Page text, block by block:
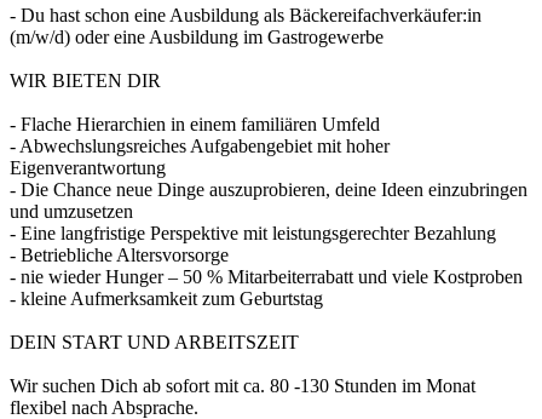
- Du hast schon eine Ausbildung als Bäckereifachverkäufer:in
(m/w/d) oder eine Ausbildung im Gastrogewerbe
WIR BIETEN DIR
- Flache Hierarchien in einem familiären Umfeld
- Abwechslungsreiches Aufgabengebiet mit hoher
Eigenverantwortung
- Die Chance neue Dinge auszuprobieren, deine Ideen einzubringen
und umzusetzen
- Eine langfristige Perspektive mit leistungsgerechter Bezahlung
- Betriebliche Altersvorsorge
- nie wieder Hunger – 50 % Mitarbeiterrabatt und viele Kostproben
- kleine Aufmerksamkeit zum Geburtstag
DEIN START UND ARBEITSZEIT
Wir suchen Dich ab sofort mit ca. 80 -130 Stunden im Monat
flexibel nach Absprache.